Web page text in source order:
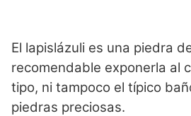
El lapislázuli es una piedra
recomendable exponerla al
tipo, ni tampoco el típico
piedras preciosas.